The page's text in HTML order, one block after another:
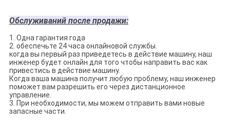
Обслуживаний после продажи:
1. Одна гарантия года
2. обеспечьте 24 часа онлайновой службы.
когда вы первый раз приведетесь в действие машину, наш
инженер будет онлайн для того чтобы направить вас как
привестись в действие машину.
Когда ваша машина получит любую проблему, наш инженер
поможет вам разрешить его через дистанционное
управление.
3. При необходимости, мы можем отправить вами новые
запасные части.